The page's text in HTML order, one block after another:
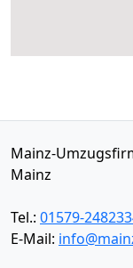
Mainz-
Mainz
Tel.: 01579-
E-Mail: